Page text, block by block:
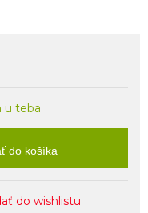
u teba
do košíka
do wishlistu